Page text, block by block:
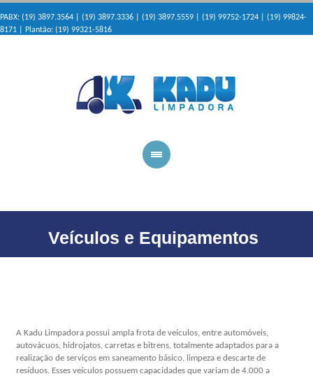
PABX: (19) 3897.3564 | (19) 3897.3336 | (19) 3897.5559 | (19) 99752-1724 | (19) 99824-
8171 | Plantão: (19) 99321-5816
Veículos e Equipamentos
A Kadu Limpadora possui ampla frota de veículos, entre automóveis,
autovácuos, hidrojatos, carretas e bitrens, totalmente adaptados para a
realização de serviços em saneamento básico, limpeza e descarte de
resíduos. Esses veículos possuem capacidades que variam de 4.000 a